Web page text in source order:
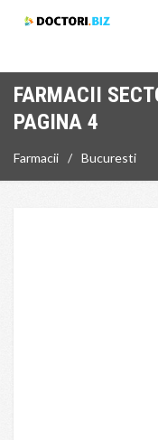
FARMACII
PAGINA 4
Farmacii Bucuresti